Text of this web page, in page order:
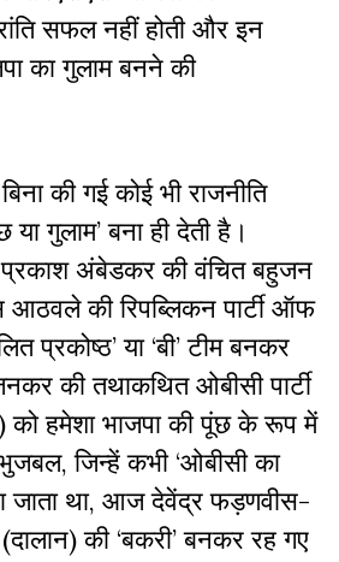
सफल नहीं होती और इन
का गुलाम बनने की
की गई कोई भी राजनीति
गुलाम’ बना ही देती है।
प्रकाश अंबेडकर की वंचित बहुजन
आठवले की रिपब्लिकन पार्टी ऑफ
प्रकोष्ठ’ या ‘बी’ टीम बनकर
की तथाकथित ओबीसी पार्टी
को हमेशा भाजपा की पूंछ के रूप में
जिन्हें कभी ‘ओबीसी का
जाता था, आज देवेंद्र फड़णवीस-
की ‘बकरी’ बनकर रह गए